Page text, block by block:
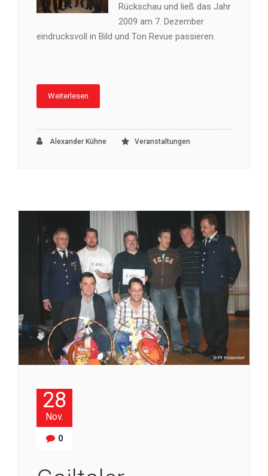
Rückschau und ließ das Jahr
2009 am 7. Dezember
eindrucksvoll in Bild und Ton Revue passieren.
Weiterlesen
Alexander Kühne Veranstaltungen
28
Nov.
0